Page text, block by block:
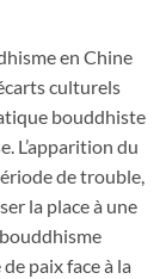
en Chine
culturels
bouddhiste
L’apparition du
de trouble,
la place à une
paix face à la